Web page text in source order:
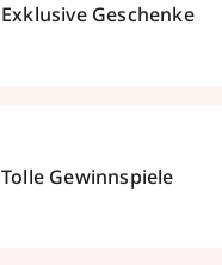
Exklusive Geschenke
Tolle Gewinnspiele